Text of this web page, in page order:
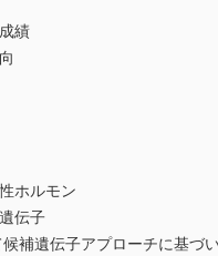
績
ホルモン
伝子
遺伝子アプローチに基づ